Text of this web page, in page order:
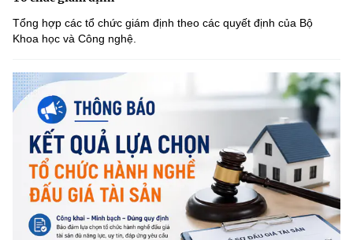
Tổng hợp các tổ chức giám định theo các quyết định của Bộ
Khoa học và Công nghệ.